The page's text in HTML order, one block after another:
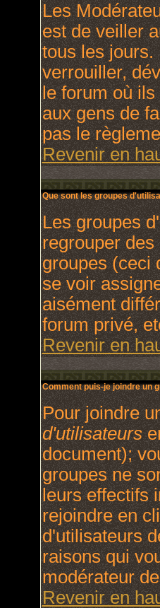
Les
est de veiller
tous les jours.
verrouiller,
le forum où
aux gens de
pas le
Revenir en
Que sont les groupes
Les groupes
regrouper
groupes (ceci
se voir
aisément
forum privé,
Revenir en
Comment puis-je joindre un
Pour joindre
d'utilisateurs
document);
groupes ne
leurs effectifs
rejoindre en
d'utilisateurs
raisons qui
modérateur
Revenir en